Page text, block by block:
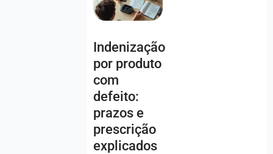
Indenização
por produto
com
defeito:
prazos e
prescrição
explicados